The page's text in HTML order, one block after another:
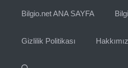
Bilgio.net ANA SAYFA Bilgi
Gizlilik Politikası